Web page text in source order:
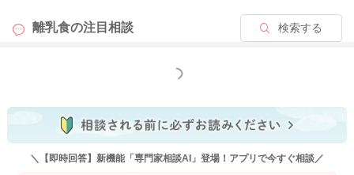
噛んでいるけど飲み込む段階で苦戦しているようなら、あんか
けなどとろみをつけてあげたり、ご飯や汁物の水分と一緒に食
よろしくお願いいたします。
離乳食の注目相談 検索する
もっと見る
＼【即時回答】新機能「専門家相談AI」登場！アプリで今すぐ相談／